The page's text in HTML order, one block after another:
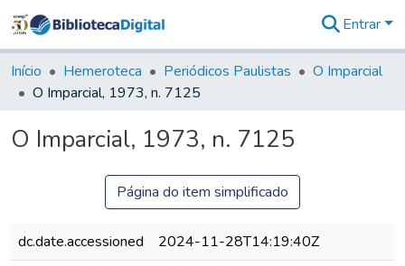
&
Coleções
Tudo na
Digital
Entrar
Início Hemeroteca Periódicos Paulistas
O Imparcial
O Imparcial, 1973, n. 7125
O Imparcial, 1973, n. 7125
Página do item simplificado
dc.date.accessioned
2024-11-28T14:19:40Z